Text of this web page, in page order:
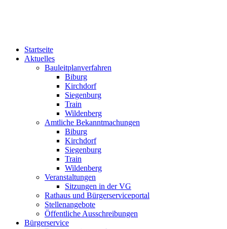
Startseite
Aktuelles
Bauleitplanverfahren
Biburg
Kirchdorf
Siegenburg
Train
Wildenberg
Amtliche Bekanntmachungen
Biburg
Kirchdorf
Siegenburg
Train
Wildenberg
Veranstaltungen
Sitzungen in der VG
Rathaus und Bürgerserviceportal
Stellenangebote
Öffentliche Ausschreibungen
Bürgerservice